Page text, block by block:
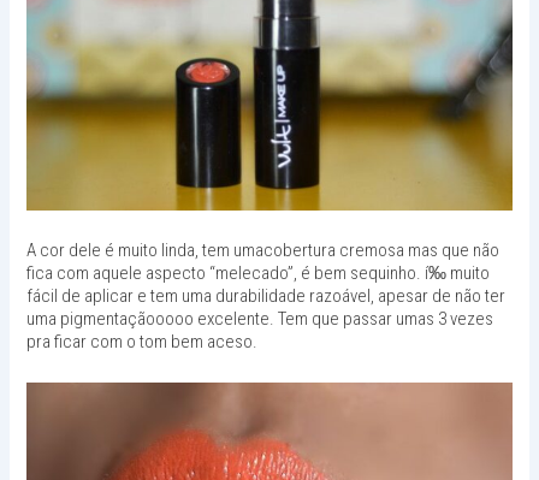
A cor dele é muito linda, tem umacobertura cremosa mas que não
fica com aquele aspecto “melecado”, é bem sequinho. í‰ muito
fácil de aplicar e tem uma durabilidade razoável, apesar de não ter
uma pigmentaçãooooo excelente. Tem que passar umas 3 vezes
pra ficar com o tom bem aceso.